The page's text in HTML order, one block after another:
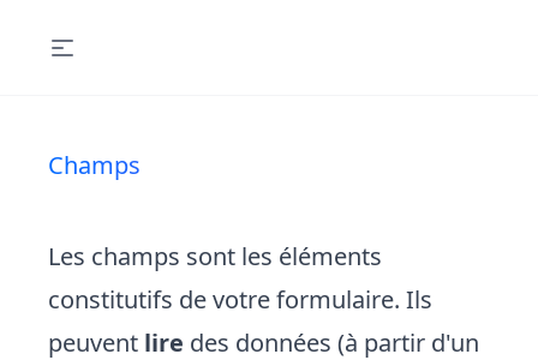
Champs
Les champs sont les éléments
constitutifs de votre formulaire. Ils
peuvent lire des données (à partir d'un